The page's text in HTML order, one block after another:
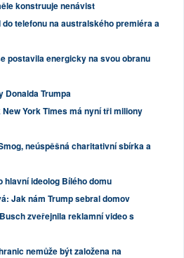
konstruuje nenávist
do telefonu na australského premiéra a
postavila energicky na svou obranu
Donalda Trumpa
York Times má nyní tři miliony
neúspěšná charitativní sbírka a
hlavní ideolog Bílého domu
Jak nám Trump sebral domov
zveřejnila reklamní video s
nemůže být založena na